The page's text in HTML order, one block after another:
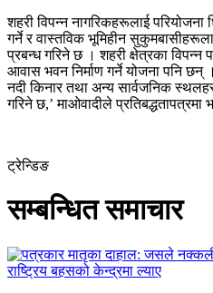
शहरी विपन्न नागरिकहरूलाई परियोजना
गर्ने र वास्तविक भूमिहीन
प्रबन्ध गरिने छ । शहरी क्षेत्रका विपन्न
आवास भवन निर्माण गर्ने योजना पनि छन्
नदी किनार तथा अन्य सार्वजनिक
गरिने छ,’ माओवादीले प्रतिबद्धतापत्रमा
ट्रेन्डिङ
सम्बन्धित समाचार